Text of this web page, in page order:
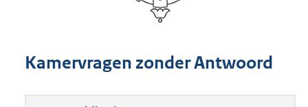
Kamervragen zonder Antwoord